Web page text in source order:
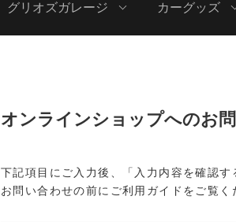
グリオズガレージ カーグッズ
オンラインショップへのお
下記項目にご入力後、「入力内容を確認
お問い合わせの前にご利用ガイドをご覧く